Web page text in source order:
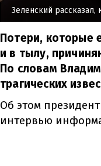
Зеленский рассказал,
Потери, которые
и в тылу,
По словам
трагических
Об этом
интервью